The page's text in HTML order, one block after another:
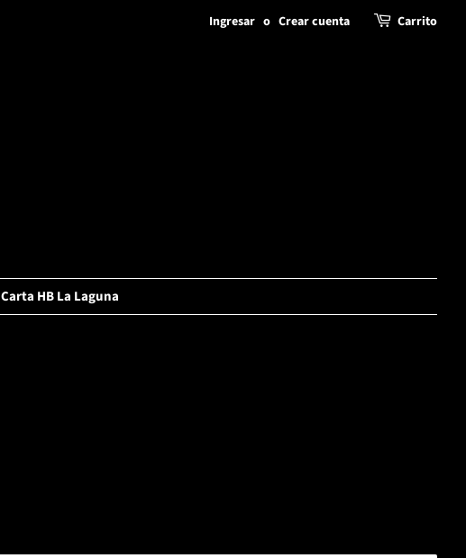
Ingresar o Crear cuenta Carrito
Carta HB La Laguna